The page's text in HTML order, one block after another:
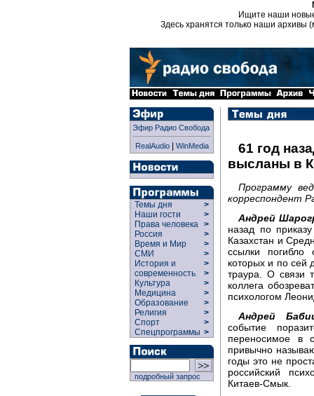
Ищите наши
Здесь хранятся только наши архивы
Эфир Радио Свобода
RealAudio| WinMedia
Темы дня
>
Наши гости
>
Права человека >
Россия
>
Время и Мир
>
СМИ
>
История и
современность
>
>
Культура
>
Медицина
>
Образование
>
Религия
>
Спорт
>
Спецпрограммы >
подробный запрос
61 год
высланы в
Программу
корреспондент
Андрей
назад по
Казахстан и
ссылки
которых и по сей
траура. О связи
коллега
психологом
Андрей
событие
переносимое в
привычно
годы это не
российский
Китаев-Смык.